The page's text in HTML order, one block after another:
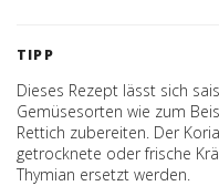
TIPP
Dieses Rezept lässt sich
Gemüsesorten wie zum
Rettich zubereiten. Der
getrocknete oder frische
Thymian ersetzt werden.